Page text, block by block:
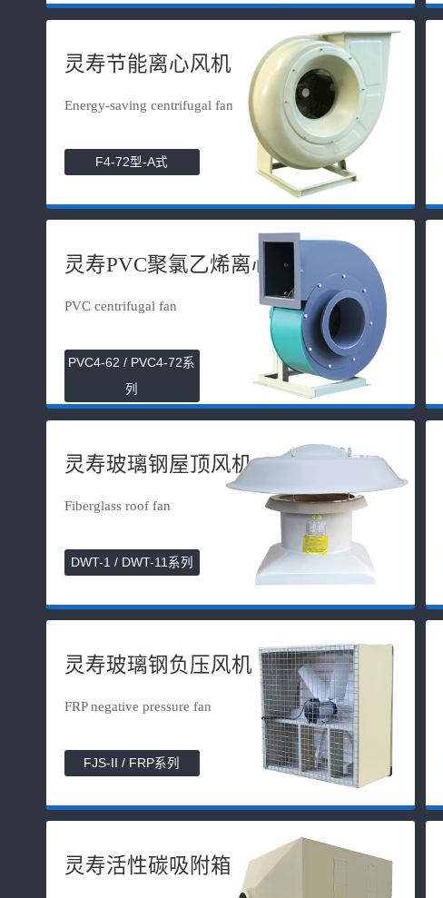
灵寿节能离心风机
Energy-saving centrifugal fan
F4-72型-A式
灵寿PVC聚氯乙烯离心风机
PVC centrifugal fan
PVC4-62 / PVC4-72系
列
灵寿玻璃钢屋顶风机
Fiberglass roof fan
DWT-1 / DWT-11系列
灵寿玻璃钢负压风机
FRP negative pressure fan
FJS-II / FRP系列
灵寿活性碳吸附箱